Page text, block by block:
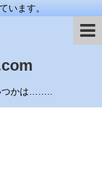
います。
つかは……..